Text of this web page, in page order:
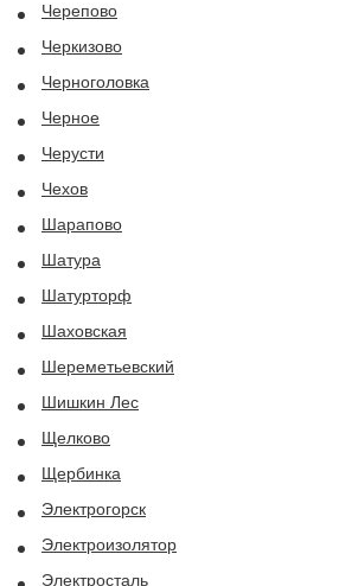
Черепово
Черкизово
Черноголовка
Черное
Черусти
Чехов
Шарапово
Шатура
Шатурторф
Шаховская
Шереметьевский
Шишкин Лес
Щелково
Щербинка
Электрогорск
Электроизолятор
Электросталь